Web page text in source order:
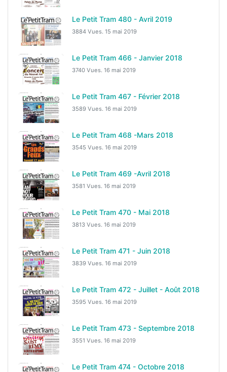
Le Petit Tram 480 - Avril 2019
3884 Vues. 15 mai 2019
Le Petit Tram 466 - Janvier 2018
3740 Vues. 16 mai 2019
Le Petit Tram 467 - Février 2018
3589 Vues. 16 mai 2019
Le Petit Tram 468 -Mars 2018
3545 Vues. 16 mai 2019
Le Petit Tram 469 -Avril 2018
3581 Vues. 16 mai 2019
Le Petit Tram 470 - Mai 2018
3813 Vues. 16 mai 2019
Le Petit Tram 471 - Juin 2018
3839 Vues. 16 mai 2019
Le Petit Tram 472 - Juillet - Août 2018
3595 Vues. 16 mai 2019
Le Petit Tram 473 - Septembre 2018
3551 Vues. 16 mai 2019
Le Petit Tram 474 - Octobre 2018